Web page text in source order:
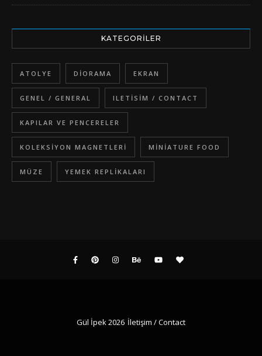
KATEGORILER
ATOLYE DIORAMA EKRAN
GENEL / GENERAL ILETISIM / CONTACT
KAPILAR VE PENCERELER
KOLEKSIYON MAGNETLERI MINIATURE FOOD
MÜZE YEMEK REPLIKALARI
Gül İpek 2026 İletişim / Contact